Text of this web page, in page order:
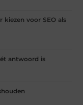
kiezen voor SEO als
antwoord is